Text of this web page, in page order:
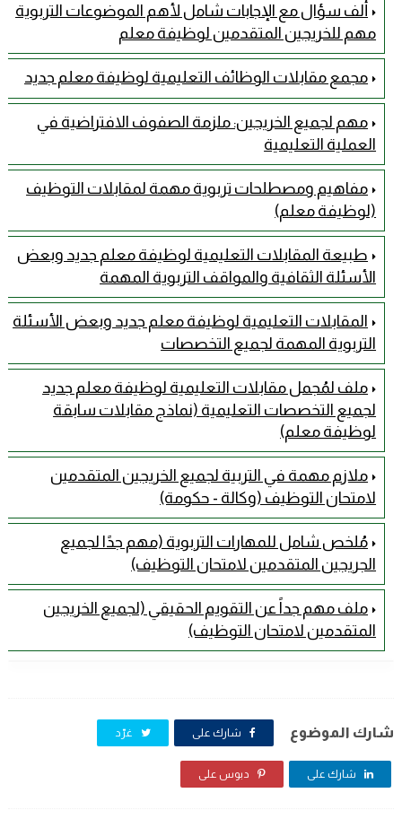
ألف سؤال مع الإجابات شامل لأهم الموضوعات التربوية
مهم للخريجين المتقدمين لوظيفة معلم
مجمع مقابلات الوظائف التعليمية لوظيفة معلم جديد
مهم لجميع الخريجين: ملزمة الصفوف الافتراضية في
العملية التعليمية
مفاهيم ومصطلحات تربوية مهمة لمقابلات التوظيف
(لوظيفة معلم)
طبيعة المقابلات التعليمية لوظيفة معلم جديد وبعض
الأسئلة الثقافية والمواقف التربوية المهمة
المقابلات التعليمية لوظيفة معلم جديد وبعض الأسئلة
التربوية المهمة لجميع التخصصات
ملف لمُجمل مقابلات التعليمية لوظيفة معلم جديد
لجميع التخصصات التعليمية (نماذج مقابلات سابقة
لوظيفة معلم)
ملازم مهمة في التربية لجميع الخريجين المتقدمين
لامتحان التوظيف (وكالة - حكومة)
مُلخص شامل للمهارات التربوية (مهم جدًا لجميع
الجريجين المتقدمين لامتحان التوظيف)
ملف مهم جداً عن التقويم الحقيقي (لجميع الخريجين
المتقدمين لامتحان التوظيف)
شارك الموضوع شارك على غرّد
شارك على دبوس على